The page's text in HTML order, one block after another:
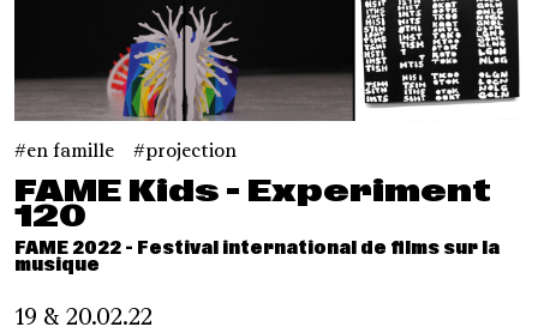
en famille projection
FAME Kids - Experiment
120
FAME 2022 - Festival international de films sur la
musique
19 & 20.02.22